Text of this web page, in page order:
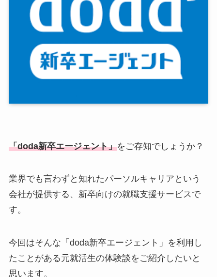
「doda新卒エージェント」をご存知でしょうか？
業界でも言わずと知れたパーソルキャリアという
会社が提供する、新卒向けの就職支援サービスで
す。
今回はそんな「doda新卒エージェント」を利用し
たことがある元就活生の体験談をご紹介したいと
思います。